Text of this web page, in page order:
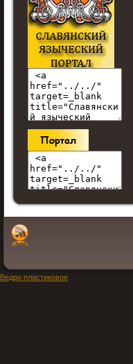
Ведро пластиковое